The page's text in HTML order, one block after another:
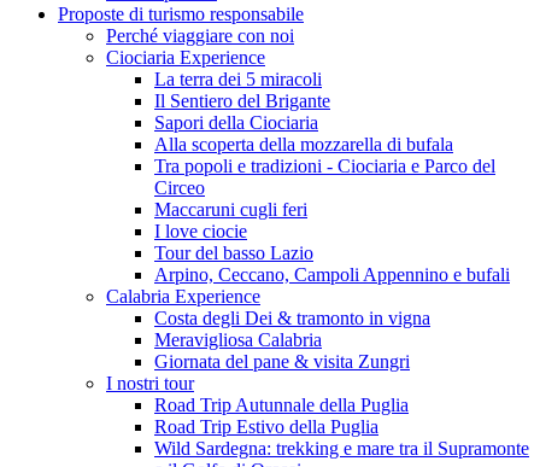
Proposte di turismo responsabile
Perché viaggiare con noi
Ciociaria Experience
La terra dei 5 miracoli
Il Sentiero del Brigante
Sapori della Ciociaria
Alla scoperta della mozzarella di bufala
Tra popoli e tradizioni - Ciociaria e Parco del
Circeo
Maccaruni cugli feri
I love ciocie
Tour del basso Lazio
Arpino, Ceccano, Campoli Appennino e bufali
Calabria Experience
Costa degli Dei & tramonto in vigna
Meravigliosa Calabria
Giornata del pane & visita Zungri
I nostri tour
Road Trip Autunnale della Puglia
Road Trip Estivo della Puglia
Wild Sardegna: trekking e mare tra il Supramonte